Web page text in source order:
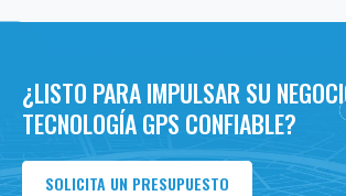
¿LISTO PARA IMPULSAR SU
TECNOLOGÍA GPS CONFIABLE?
SOLICITA UN PRESUPUESTO